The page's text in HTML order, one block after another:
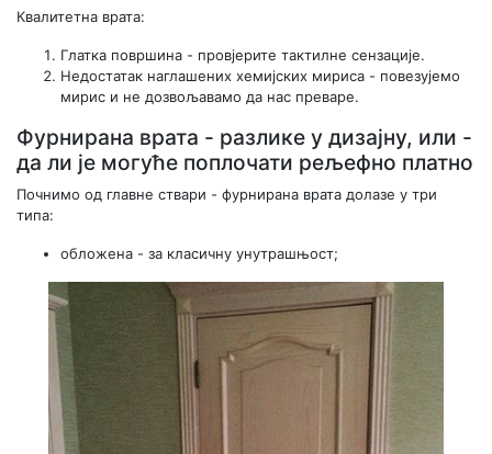
Квалитетна врата:
Глатка површина - провјерите тактилне сензације.
Недостатак наглашених хемијских мириса - повезујемо
мирис и не дозвољавамо да нас преваре.
Фурнирана врата - разлике у дизајну, или -
да ли је могуће поплочати рељефно платно
Почнимо од главне ствари - фурнирана врата долазе у три
типа:
обложена - за класичну унутрашњост;